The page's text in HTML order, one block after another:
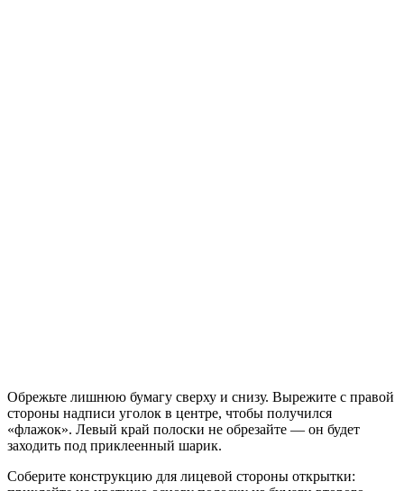
Обрежьте лишнюю бумагу сверху и снизу. Вырежите с правой
стороны надписи уголок в центре, чтобы получился
«флажок». Левый край полоски не обрезайте — он будет
заходить под приклеенный шарик.
Соберите конструкцию для лицевой стороны открытки: